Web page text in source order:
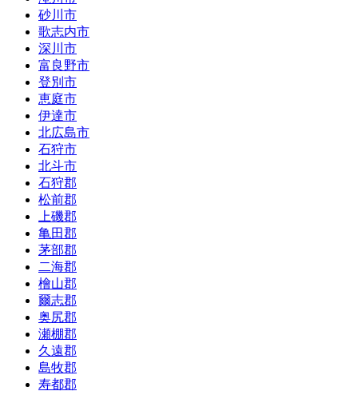
砂川市
歌志内市
深川市
富良野市
登別市
恵庭市
伊達市
北広島市
石狩市
北斗市
石狩郡
松前郡
上磯郡
亀田郡
茅部郡
二海郡
檜山郡
爾志郡
奥尻郡
瀬棚郡
久遠郡
島牧郡
寿都郡